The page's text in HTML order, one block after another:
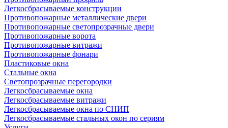
Легкосбрасываемые конструкции
Противопожарные металлические двери
Противопожарные светопрозрачные двери
Противопожарные ворота
Противопожарные витражи
Противопожарные фонари
Пластиковые окна
Стальные окна
Светопрозрачные перегородки
Легкосбрасываемые окна
Легкосбрасываемые витражи
Легкосбрасываемые окна по СНИП
Легкосбрасываемые стальных окон по сериям